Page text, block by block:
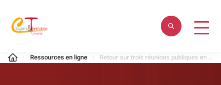
contenu
Citoyens
&
Ressources en ligne Retour sur trois réunions publiques en quartiers prioritaires de la Communauté d’Agglomération d’Épinal